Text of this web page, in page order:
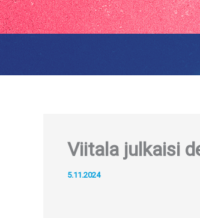
Viitala julkaisi
5.11.2024